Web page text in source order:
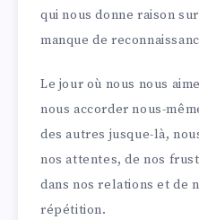
qui nous donne raison
manque de
Le jour où nous nous
nous accorder nous-
des autres jusque-là,
nos attentes, de nos
dans nos relations et de
répétition.